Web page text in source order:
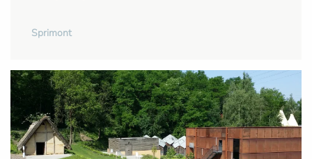
Sprimont